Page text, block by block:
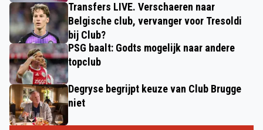
Transfers LIVE. Verschaeren naar
Belgische club, vervanger voor Tresoldi
bij Club?
PSG baalt: Godts mogelijk naar andere
topclub
Degryse begrijpt keuze van Club Brugge
niet